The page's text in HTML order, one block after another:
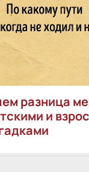
разница
и